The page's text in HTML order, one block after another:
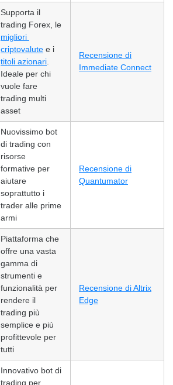
Supporta il
trading Forex, le
migliori
criptovalute e i
titoli azionari
Ideale per chi
vuole fare
trading multi
asset
Recensione di
Immediate Connect
Nuovissimo bot
di trading con
risorse
formative per
aiutare
soprattutto i
trader alle prime
armi
Recensione di
Quantumator
Piattaforma che
offre una vasta
gamma di
strumenti e
funzionalità per
rendere il
trading più
semplice e più
profittevole per
tutti
Recensione di Altrix
Edge
Innovativo bot di
trading per